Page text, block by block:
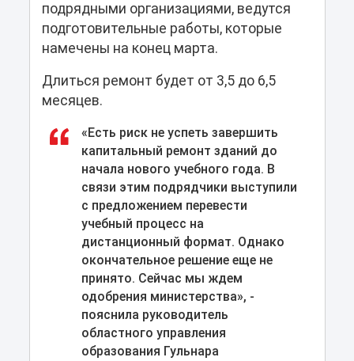
подрядными организациями, ведутся
подготовительные работы, которые
намечены на конец марта.
Длиться ремонт будет от 3,5 до 6,5
месяцев.
«Есть риск не успеть завершить
капитальный ремонт зданий до
начала нового учебного года. В
связи этим подрядчики выступили
с предложением перевести
учебный процесс на
дистанционный формат. Однако
окончательное решение еще не
принято. Сейчас мы ждем
одобрения министерства», -
пояснила руководитель
областного управления
образования Гульнара